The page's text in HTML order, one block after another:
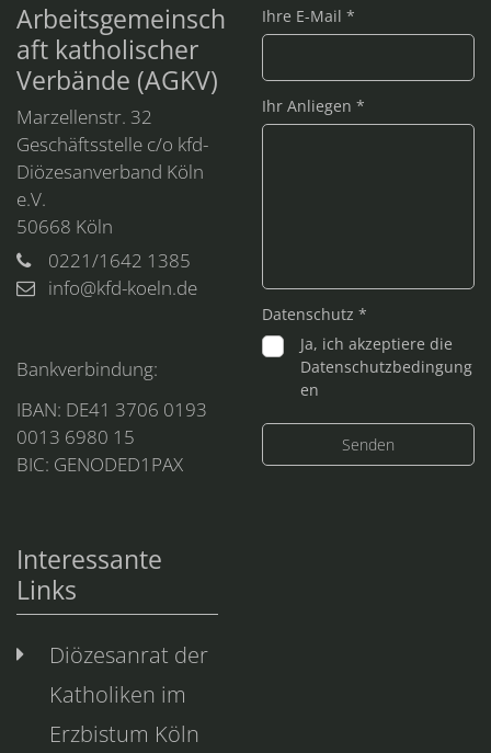
Arbeitsgemeinsch
aft katholischer
Verbände (AGKV)
Marzellenstr. 32
Geschäftsstelle c/o kfd-
Diözesanverband Köln
e.V.
50668 Köln
0221/1642 1385
info@kfd-koeln.de
Bankverbindung:
IBAN: DE41 3706 0193
0013 6980 15
BIC: GENODED1PAX
Interessante
Links
Diözesanrat der
Katholiken im
Erzbistum Köln
Ihre E-Mail *
Ihr Anliegen *
Datenschutz *
Ja, ich akzeptiere die
Datenschutzbedingung
en